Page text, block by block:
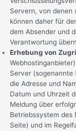
Servern, von denen
können daher für
dem Absender und
Verantwortung
Erhebung von
Server (sogenannte
die Adresse und
Datum und Uhrzeit
Meldung über
Betriebssystem des
Seite) und im